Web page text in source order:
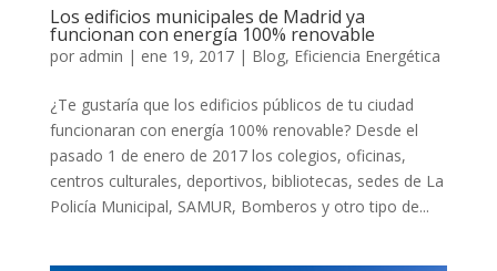
Los edificios municipales de Madrid ya
funcionan con energía 100% renovable
por admin | ene 19, 2017| Blog, Eficiencia Energética
¿Te gustaría que los edificios públicos de tu ciudad
funcionaran con energía 100% renovable? Desde el
pasado 1 de enero de 2017 los colegios, oficinas,
centros culturales, deportivos, bibliotecas, sedes de La
Policía Municipal, SAMUR, Bomberos y otro tipo de...